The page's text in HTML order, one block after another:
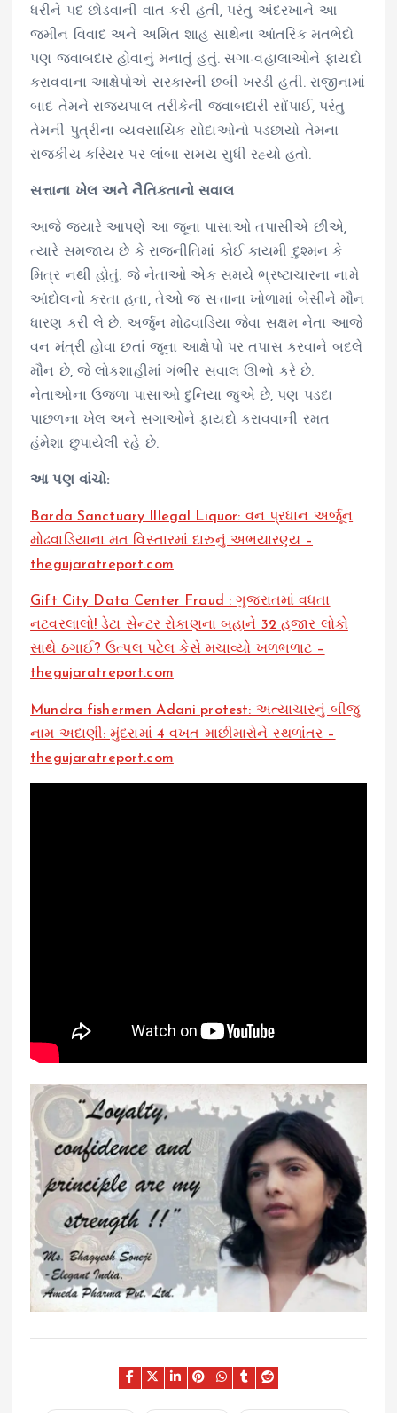
ધરીને પદ છોડવાની વાત કરી હતી, પરંતુ અંદરખાને આ
જમીન વિવાદ અને અમિત શાહ સાથેના આંતરિક મતભેદો
પણ જવાબદાર હોવાનું મનાતું હતું. સગા-વહાલાઓને ફાયદો
કરાવવાના આક્ષેપોએ સરકારની છબી ખરડી હતી. રાજીનામાં
બાદ તેમને રાજ્યપાલ તરીકેની જવાબદારી સોંપાઈ, પરંતુ
તેમની પુત્રીના વ્યવસાયિક સોદાઓનો પડછાયો તેમના
રાજકીય કરિયર પર લાંબા સમય સુધી રહ્યો હતો.
સત્તાના ખેલ અને નૈતિકતાનો સવાલ
આજે જ્યારે આપણે આ જૂના પાસાઓ તપાસીએ છીએ,
ત્યારે સમજાય છે કે રાજનીતિમાં કોઈ કાયમી દુશ્મન કે
મિત્ર નથી હોતું. જે નેતાઓ એક સમયે ભ્રષ્ટાચારના નામે
આંદોલનો કરતા હતા, તેઓ જ સત્તાના ખોળામાં બેસીને મૌન
ધારણ કરી લે છે. અર્જુન મોઢવાડિયા જેવા સક્ષમ નેતા આજે
વન મંત્રી હોવા છતાં જૂના આક્ષેપો પર તપાસ કરવાને બદલે
મૌન છે, જે લોકશાહીમાં ગંભીર સવાલ ઊભો કરે છે.
નેતાઓના ઉજળા પાસાઓ દુનિયા જુએ છે, પણ પડદા
પાછળના ખેલ અને સગાઓને ફાયદો કરાવવાની રમત
હંમેશા છુપાયેલી રહે છે.
આ પણ વાંચો:
Barda Sanctuary Illegal Liquor: વન પ્રધાન અર્જૂન
મોઢવાડિયાના મત વિસ્તારમાં દારુનું અભયારણ્ય –
thegujaratreport.com
Gift City Data Center Fraud : ગુજરાતમાં વધતા
નટવરલાલો! ડેટા સેન્ટર રોકાણના બહાને 32 હજાર લોકો
સાથે ઠગાઈ? ઉત્પલ પટેલ કેસે મચાવ્યો ખળભળાટ –
thegujaratreport.com
Mundra fishermen Adani protest: અત્યાચારનું બીજુ
નામ અદાણી: મુંદરામાં 4 વખત માછીમારોને સ્થળાંતર –
thegujaratreport.com